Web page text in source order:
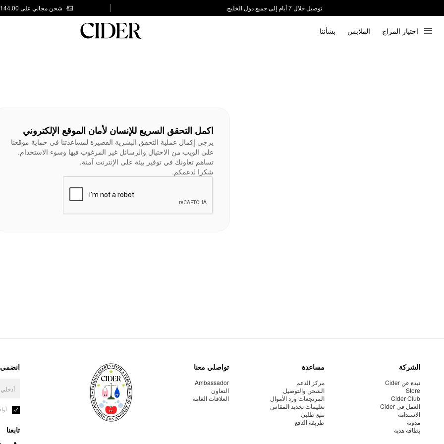
توصيل خلال 7 أيام إلى جميع دول الخليج
شحن مجاني على AED 144.00
اختيار المزاج الملابس بشأننا
اكمل التحقق السريع للإنسان لأمان الموقع الإلكتروني
يرجى إكمال عملية التحقق البشرية القصيرة لمساعدتنا في حماية موقعنا
على الويب من الاحتيال والرسائل غير المرغوب فيها وسوء الاستخدام.
تساهم تعاونك في توفير بيئة على الإنترنت آمنة.
شكرا لدعمكم.
الشركة
نبذة عن Cider
Store
Cider Club
العمل في Cider
الاستدامة
مدونة
بطاقة هدية
مساعدة
مركز الدعم
الشحن والتوصيل
المرتجعات ورد الأموال
تعليمات تحديد المقاس
تتبع طلبي
طريقة الدفع
تواصلي معنا
Ambassador
التعاون
العلاقات العامة
انضمي
تابعنا